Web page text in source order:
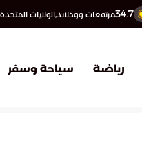
34.7مرتفعات وودلاند,الولايات المتحدة
رياضة سياحة وسفر